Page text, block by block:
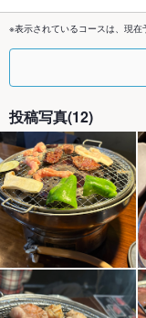
※表示されているコースは、現在
投稿写真(12)